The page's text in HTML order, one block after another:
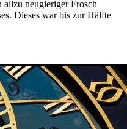
allzu neugieriger Frosch
Dieses war bis zur Hälfte